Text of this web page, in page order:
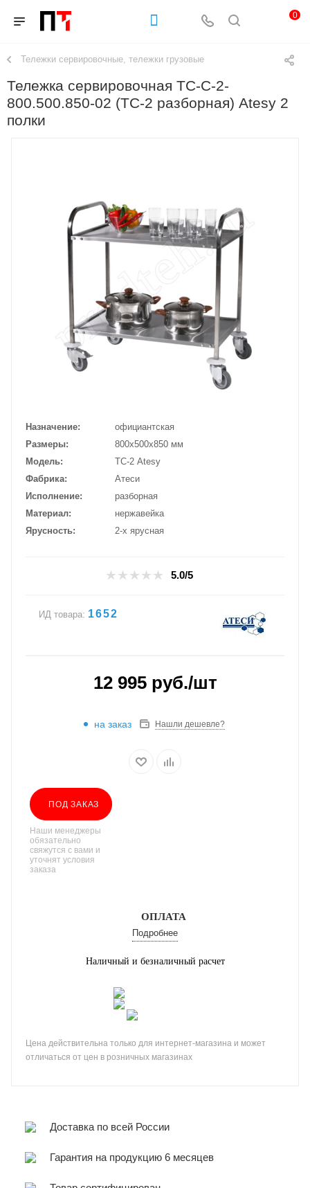
0
Тележки сервировочные, тележки грузовые
Тележка сервировочная ТС-С-2-
800.500.850-02 (ТС-2 разборная) Atesy 2
полки
Назначение
официантская
Размеры
800х500х850 мм
Модель
ТС-2 Atesy
Фабрика
Атеси
Исполнение
разборная
Материал
нержавейка
Ярусность
2-х ярусная
5.0/5
ИД товара: 1652
12 995руб./шт
на заказ Нашли дешевле?
ПОД ЗАКАЗ
Наши менеджеры
обязательно
свяжутся с вами и
уточнят условия
заказа
ОПЛАТА
Подробнее
Наличный и безналичный расчет
Цена действительна только для интернет-магазина и может
отличаться от цен в розничных магазинах
Доставка по всей России
Гарантия на продукцию 6 месяцев